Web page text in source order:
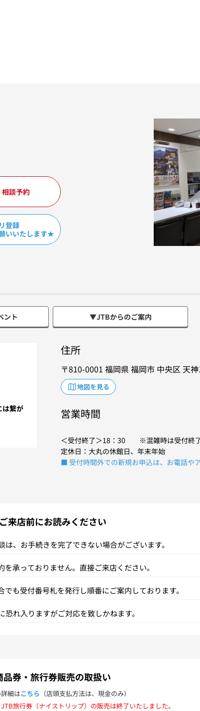
相談予約
登録
いいたします★
ント ▼JTBからのご案内
は繋が
住所
810-0001 福岡県福岡市 中央区 天
地図を見る
営業時間
＜受付終了＞18：30 ※混雑時は受付終了
定休日：大丸の休館日、年末年始
■ 受付時間外での新規お申込は、お電話や
ご来店前にお読みください
、お手続きを完了できない場合がございます。
承っておりません。直接ご来店ください。
も受付番号札を発行し順番にご案内しております。
れ入りますがご対応を致しかねます。
品券・旅行券販売の取扱い
細はこちら （店頭支払方法は、現金のみ）
旅行券（ナイストリップ）の販売は終了いたしました。